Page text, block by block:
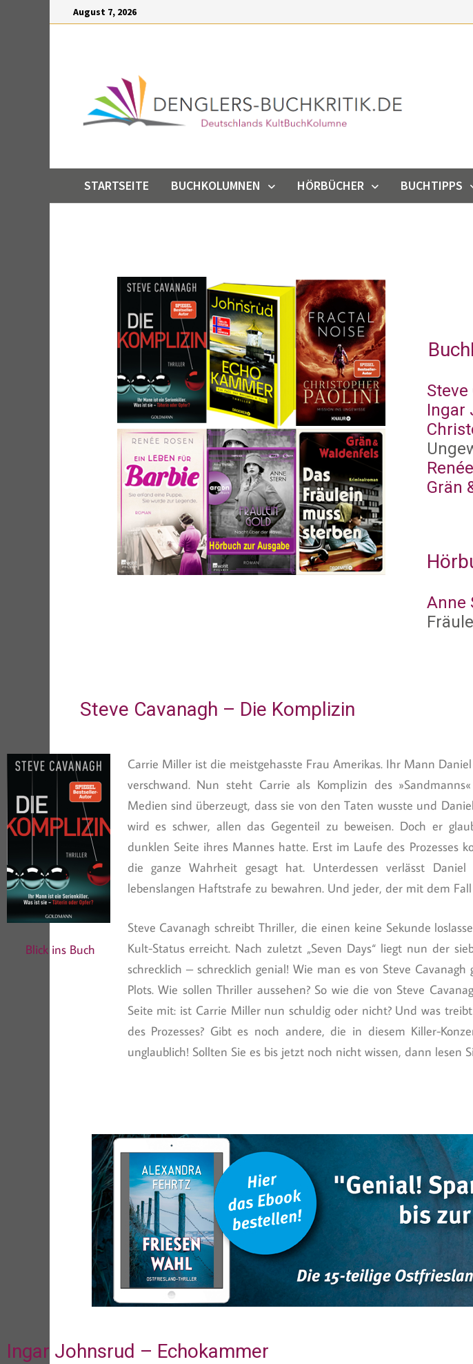
August 7, 2026
STARTSEITE BUCHKOLUMNEN HÖRBÜCHER BUCHTIPPS
Steve
Ingar
Grän
Anne
Steve Cavanagh – Die Komplizin
Blick ins Buch
Carrie Miller ist die meistgehasste Frau Amerikas. Ihr Mann
verschwand. Nun steht Carrie als Komplizin des
Medien sind überzeugt, dass sie von den Taten wusste und
wird es schwer, allen das Gegenteil zu beweisen. Doch er
dunklen Seite ihres Mannes hatte. Erst im Laufe des Prozesses
die ganze Wahrheit gesagt hat. Unterdessen verlässt
lebenslangen Haftstrafe zu bewahren. Und jeder, der mit dem
Steve Cavanagh schreibt Thriller, die einen keine Sekunde
Kult-Status erreicht. Nach zuletzt „Seven Days“ liegt nun der
schrecklich – schrecklich genial! Wie man es von Steve
Plots. Wie sollen Thriller aussehen? So wie die von Steve
Seite mit: ist Carrie Miller nun schuldig oder nicht? Und was
des Prozesses? Gibt es noch andere, die in diesem Killer-
unglaublich! Sollten Sie es bis jetzt noch nicht wissen, dann lesen
Ingar Johnsrud – Echokammer